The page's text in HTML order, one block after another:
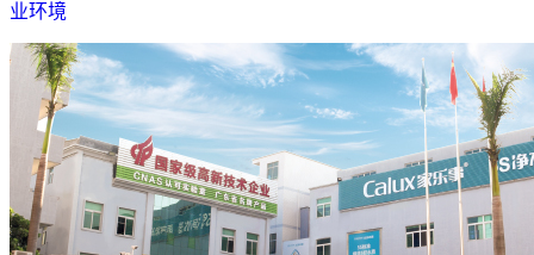
业环境